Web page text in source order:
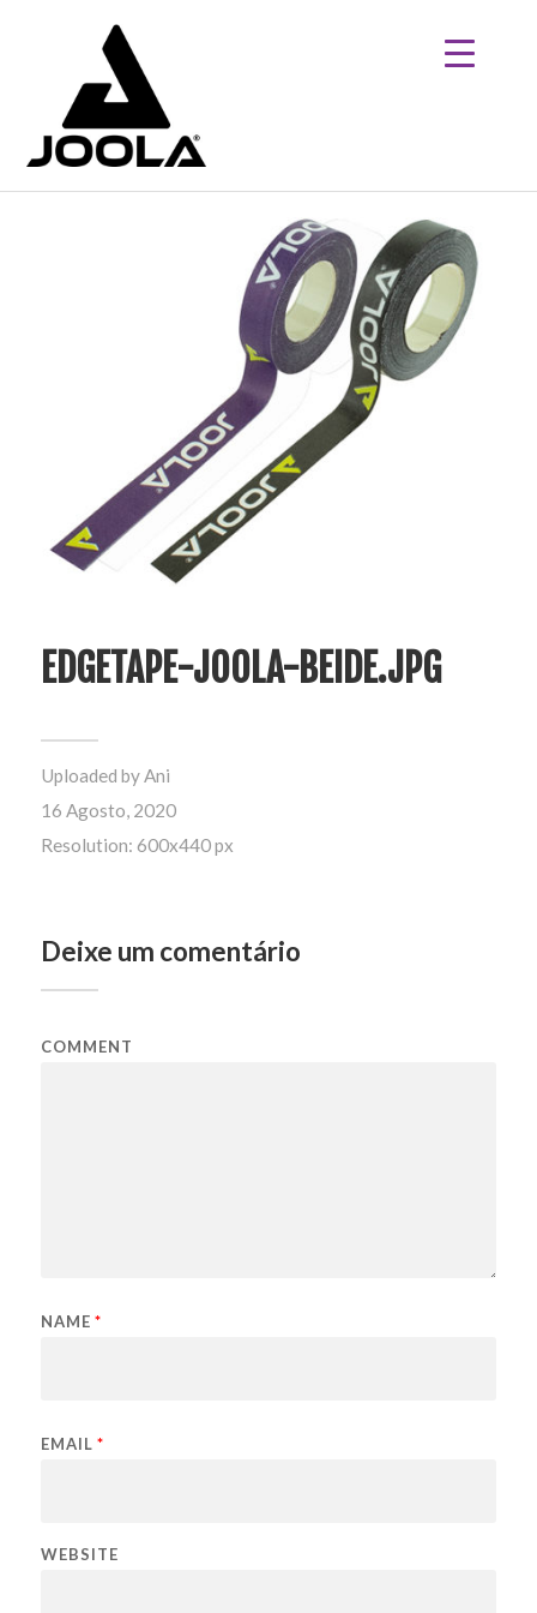
EDGETAPE-JOOLA-BEIDE.JPG
Uploaded byAni
16 Agosto, 2020
Resolution: 600x440 px
Deixe um comentário
COMMENT
NAME *
EMAIL *
WEBSITE